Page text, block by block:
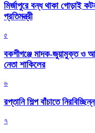
মির্জাপুরে বন্ধ থাকা গোড়াই
প্রতিমন্ত্রী
৫
বকশীগঞ্জে মাদক-জুয়ামুক্ত ও
নেতা শাকিলের
৬
রপ্তানি শিল্প বাঁচাতে
৭